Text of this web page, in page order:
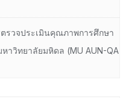
รวจประเมินคุณภาพการศึกษา
าวิทยาลัยมหิดล (MU AUN-QA